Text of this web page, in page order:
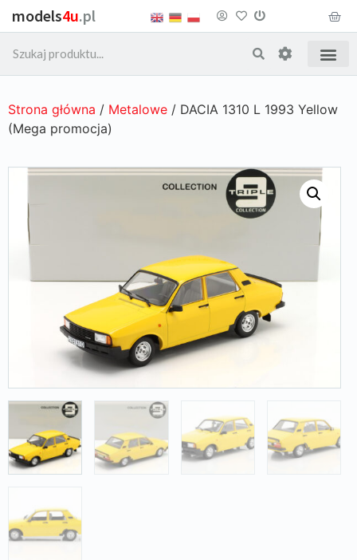
models4u.pl
Strona główna / Metalowe / DACIA 1310 L 1993 Yellow
(Mega promocja)